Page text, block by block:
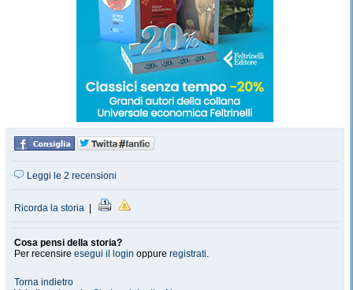
Leggi le 2 recensioni
Ricorda la storia
Cosa pensi della storia?
Per recensire esegui il login oppure registrati.
Torna indietro